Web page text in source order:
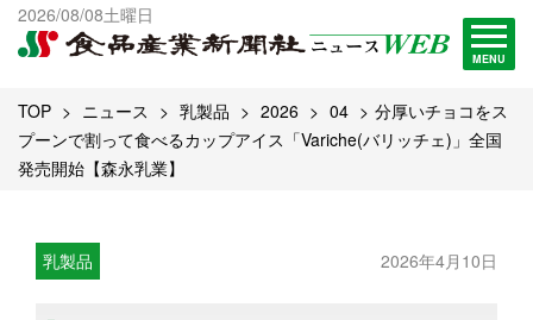
2026/08/08土曜日
MENU
出版物一覧へ
試読・購読申し込み
TOP ニュース 乳製品 2026 04
分厚いチョコをス
プーンで割って食べるカップアイス「Variche(バリッチェ)」全国
発売開始【森永乳業】
乳製品 2026年4月10日